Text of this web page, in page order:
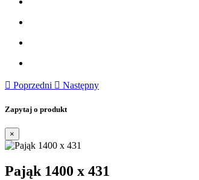
 Poprzedni  Następny
Zapytaj o produkt
×
Pająk 1400 x 431